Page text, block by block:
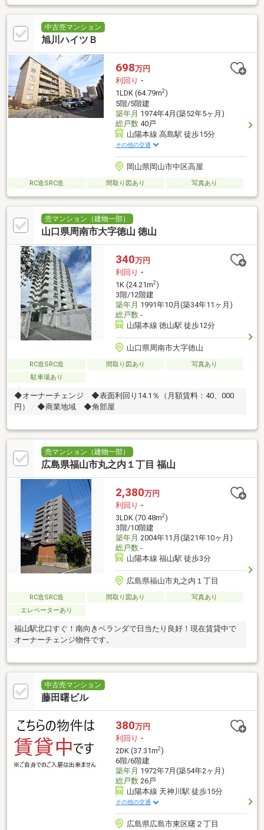
中古売マンション
旭川ハイツＢ
698万円
利回り -
1LDK (64.79m2)
5階/5階建
築年月 1974年4月(築52年5ヶ月)
総戸数40戸
山陽本線 高島駅 徒歩15分
その他の交通
岡山県岡山市中区高屋
RC造SRC造 間取り図あり 写真あり
売マンション（建物一部）
山口県周南市大字徳山 徳山
340万円
利回り -
1K (24.21m2)
3階/12階建
築年月 1991年10月(築34年11ヶ月)
総戸数-
山陽本線 徳山駅 徒歩12分
山口県周南市大字徳山
RC造SRC造 間取り図あり
写真あり
駐車場あり
◆オーナーチェンジ ◆表面利回り14.1％（月額賃料：40、000
円） ◆商業地域 ◆角部屋
売マンション（建物一部）
広島県福山市丸之内１丁目 福山
2,380万円
利回り -
3LDK (70.48m2)
3階/10階建
築年月 2004年11月(築21年10ヶ月)
総戸数-
山陽本線 福山駅 徒歩3分
広島県福山市丸之内１丁目
RC造SRC造 間取り図あり
写真あり
エレベーターあり
福山駅北口すぐ！南向きベランダで日当たり良好！現在賃貸中で
オーナーチェンジ物件です。
中古売マンション
藤田曙ビル
380万円
利回り -
2DK (37.31m2)
6階/6階建
築年月 1972年7月(築54年2ヶ月)
総戸数26戸
山陽本線 天神川駅 徒歩15分
その他の交通
広島県広島市東区曙２丁目